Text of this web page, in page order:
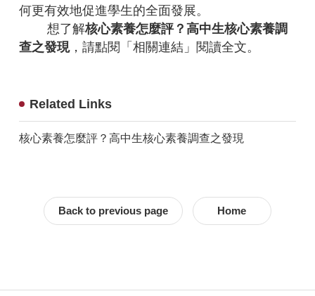
何更有效地促進學生的全面發展。
想了解核心素養怎麼評？高中生核心素養調
查之發現，請點閱「相關連結」閱讀全文。
Related Links
核心素養怎麼評？高中生核心素養調查之發現
Back to previous page Home